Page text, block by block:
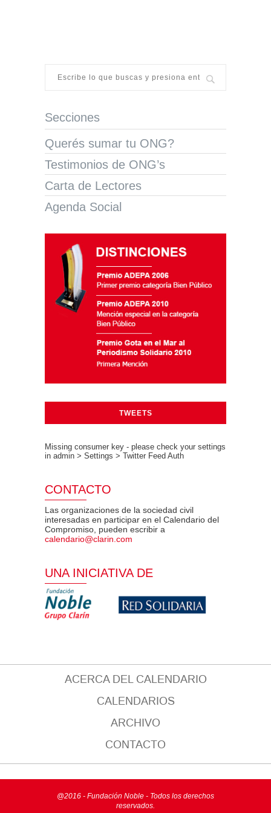
Secciones
Querés sumar tu ONG?
Testimonios de ONG’s
Carta de Lectores
Agenda Social
TWEETS
Missing consumer key - please check your settings
in admin > Settings > Twitter Feed Auth
CONTACTO
Las organizaciones de la sociedad civil
interesadas en participar en el Calendario del
Compromiso, pueden escribir a
calendario@clarin.com
UNA INICIATIVA DE
ACERCA DEL CALENDARIO
CALENDARIOS
ARCHIVO
CONTACTO
@2016 - Fundación Noble - Todos los derechos
reservados.